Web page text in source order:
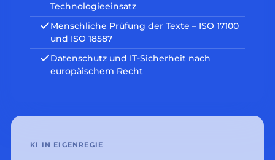
Technologieeinsatz
Menschliche Prüfung der Texte – ISO 17100
und ISO 18587
Datenschutz und IT-Sicherheit nach
europäischem Recht
KI IN EIGENREGIE